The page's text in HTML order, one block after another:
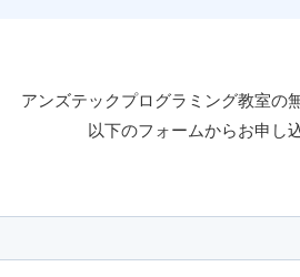
アンズテックプログラミング教室の
以下のフォームからお申し